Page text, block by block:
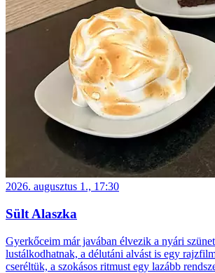
2026. augusztus 1., 17:30
Sült Alaszka
Gyerkőceim már javában élvezik a nyári
lustálkodhatnak, a délutáni alvást is egy
cseréltük, a szokásos ritmust egy lazább